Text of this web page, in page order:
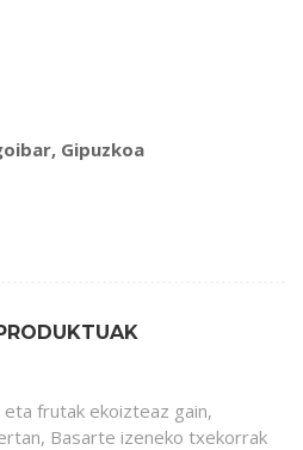
Gipuzkoa
frutak ekoizteaz gain,
Basarte izeneko txekorrak